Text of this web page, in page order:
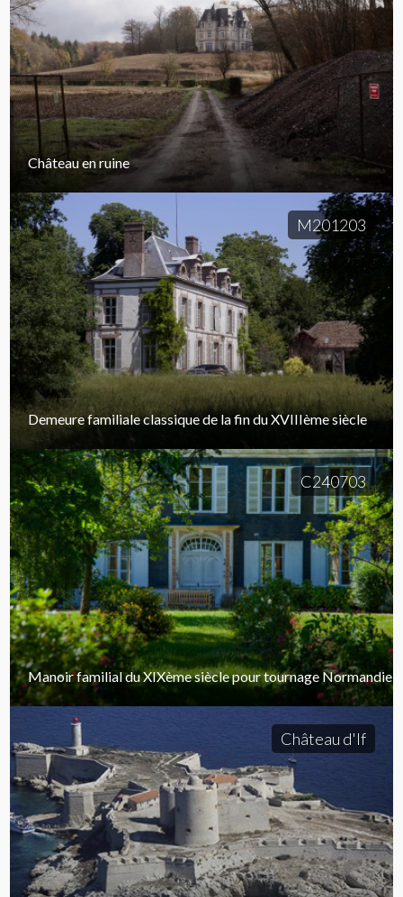
Château en ruine
M201203
Demeure familiale classique de la fin du XVIIIème siècle
C240703
Manoir familial du XIXème siècle pour tournage Normandie
Château d'If